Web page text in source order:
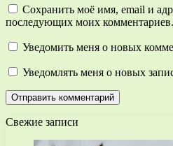
Сохранить моё имя, email и
последующих моих комментариев.
Уведомить меня о новых
Уведомлять меня о новых
Свежие записи